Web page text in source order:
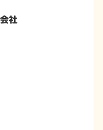
社